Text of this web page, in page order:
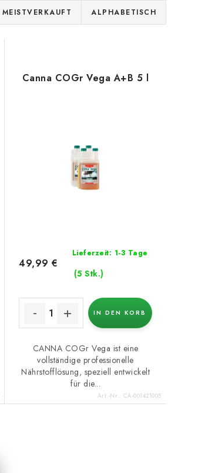
MEISTVERKAUFT ALPHABETISCH
Canna COGr Vega A+B 5 l
Lieferzeit: 1-3 Tage
(5 Stk.)
49,99 €
IN DEN KORB
CANNA COGr Vega ist eine
vollständige professionelle
Nährstofflösung, speziell entwickelt
für die...
Art.-Nr.: CA-001421005